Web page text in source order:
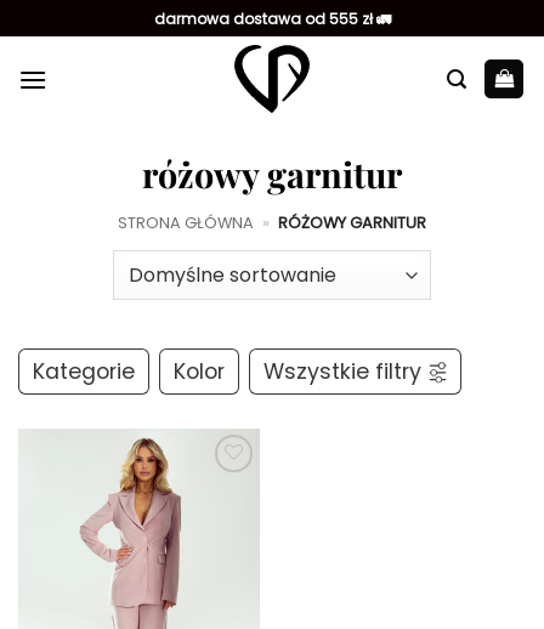
do
zawartości
darmowa dostawa od 555 zł 🚛
różowy garnitur
STRONA GŁÓWNA » RÓŻOWY GARNITUR
Kategorie Kolor Wszystkie filtry
ulubionych